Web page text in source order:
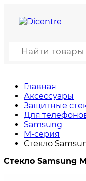
Главная
Аксессуары
Защитные
Для
Samsung
M-серия
Стекло
Стекло Samsung